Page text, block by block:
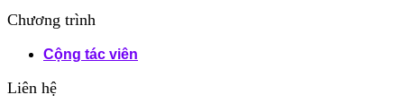
Chương trình
Cộng tác viên
Liên hệ